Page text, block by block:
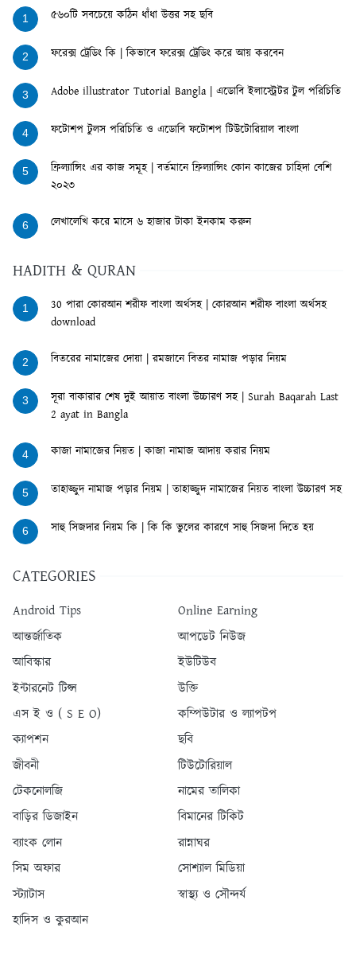
1 ৫৬০টি সবচেয়ে কঠিন ধাঁধা উত্তর সহ ছবি
2 ফরেক্স ট্রেডিং কি | কিভাবে ফরেক্স ট্রেডিং করে আয় করবেন
3 Adobe illustrator Tutorial Bangla | এডোবি ইলাস্ট্রেটর টুল পরিচিতি
4 ফটোশপ টুলস পরিচিতি ও এডোবি ফটোশপ টিউটোরিয়াল বাংলা
5
ফ্রিল্যান্সিং এর কাজ সমূহ | বর্তমানে ফ্রিল্যান্সিং কোন কাজের চাহিদা বেশি
২০২৩
6 লেখালেখি করে মাসে ৬ হাজার টাকা ইনকাম করুন
HADITH & QURAN
1
30 পারা কোরআন শরীফ বাংলা অর্থসহ | কোরআন শরীফ বাংলা অর্থসহ
download
2 বিতরের নামাজের দোয়া | রমজানে বিতর নামাজ পড়ার নিয়ম
3
সূরা বাকারার শেষ দুই আয়াত বাংলা উচ্চারণ সহ | Surah Baqarah Last
2 ayat in Bangla
4 কাজা নামাজের নিয়ত | কাজা নামাজ আদায় করার নিয়ম
5 তাহাজ্জুদ নামাজ পড়ার নিয়ম | তাহাজ্জুদ নামাজের নিয়ত বাংলা উচ্চারণ সহ
6 সাহু সিজদার নিয়ম কি | কি কি ভুলের কারণে সাহু সিজদা দিতে হয়
CATEGORIES
Android Tips
Online Earning
আন্তর্জাতিক
আপডেট নিউজ
আবিস্কার
ইউটিউব
ইন্টারনেট টিপ্স
উক্তি
এস ই ও ( S E O)
কম্পিউটার ও ল্যাপটপ
ক্যাপশন
ছবি
জীবনী
টিউটোরিয়াল
টেকনোলজি
নামের তালিকা
বাড়ির ডিজাইন
বিমানের টিকিট
ব্যাংক লোন
রান্নাঘর
সিম অফার
সোশ্যাল মিডিয়া
স্ট্যাটাস
স্বাস্থ্য ও সৌন্দর্য
হাদিস ও কুরআন